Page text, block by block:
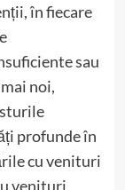
în fiecare
sau
noi,
profunde în
cu venituri
venituri